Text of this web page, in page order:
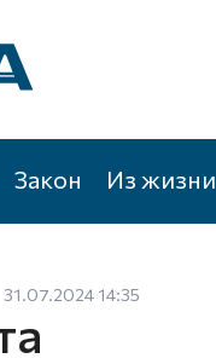
Закон Из жизни
31.07.2024 14:35